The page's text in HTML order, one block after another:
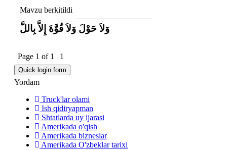
Mavzu berkitildi
وَلاَ حَوْلَ وَلاَ قُوَّةَ إِلاَّ بِاللَّ
Page 1 of 1 1
Yordam
Truck'lar olami
Ish qidiryapman
Shtatlarda uy ijarasi
Amerikada o'qish
Amerikada bizneslar
Amerikada O'zbeklar tarixi